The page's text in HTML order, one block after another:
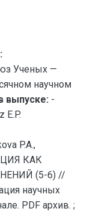
Ученых —
научном
выпуске: -
E.P.
P.A.,
КАК
(5-6) //
научных
PDF архив. ;